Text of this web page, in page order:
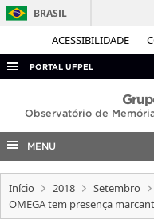
ACESSIBILIDADE
BRASIL
PORTAL UFPEL
ACESSO À INFORMAÇÃO
COBALTO
CONCURSOS
EDITAIS
Observatório de
MENU
Início 2018 Setembro
OMEGA tem presença